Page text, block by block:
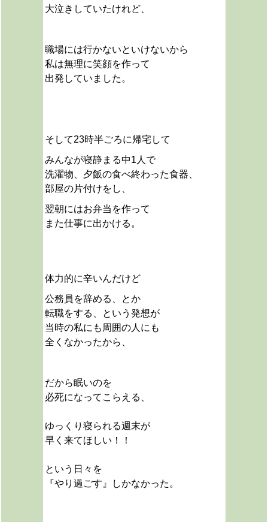
大泣きしていたけれど、
職場には行かないといけないから
私は無理に笑顔を作って
出発していました。
そして23時半ごろに帰宅して
みんなが寝静まる中1人で
洗濯物、夕飯の食べ終わった食器、
部屋の片付けをし、
翌朝にはお弁当を作って
また仕事に出かける。
体力的に辛いんだけど
公務員を辞める、とか
転職をする、という発想が
当時の私にも周囲の人にも
全くなかったから、
だから眠いのを
必死になってこらえる、
ゆっくり寝られる週末が
早く来てほしい！！
という日々を
『やり過ごす』しかなかった。